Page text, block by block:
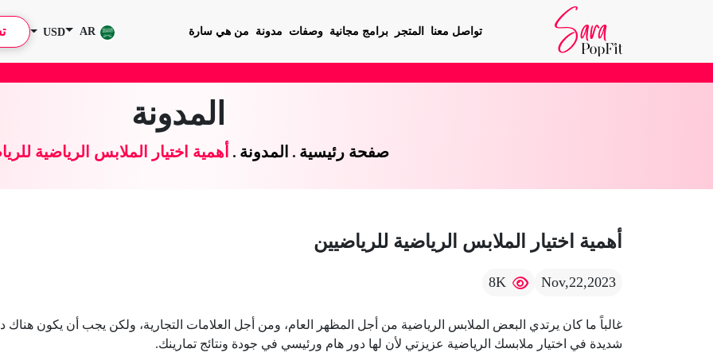
تواصل معنا المتجر برامج مجانية وصفات مدونة من هي سارة AR
USD
المدونة
صفحة رئيسية . المدونة . أهمية اختيار الملابس الرياضية
أهمية اختيار الملابس الرياضية للرياضيين
Nov,22,2023
8K
غالباً ما كان يرتدي البعض الملابس الرياضية من أجل المظهر العام، ومن أجل العلامات التجارية، ولكن يجب أن يكون هناك
شديدة في اختيار ملابسك الرياضية عزيزتي لأن لها دور هام ورئيسي في جودة ونتائج تمارينك.